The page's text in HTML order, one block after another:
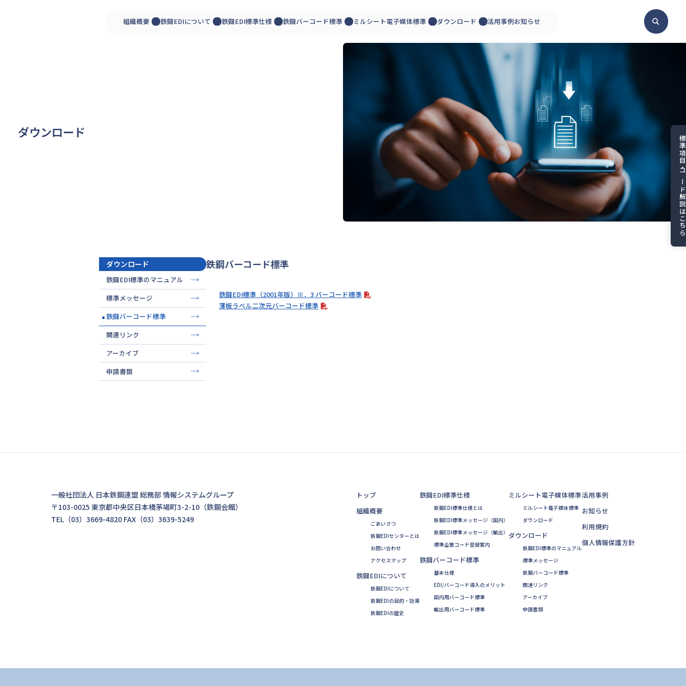
組織概要 鉄鋼EDIについて 鉄鋼EDI標準仕様 鉄鋼バーコード標準 ミルシート電子媒体標準 ダウンロード 活用事例お知らせ
ダウンロード
鉄鋼バーコード標準
鉄鋼EDI標準（2001年版）Ⅲ．3 バーコード標準
薄板ラベル二次元バーコード標準
ダウンロード
鉄鋼EDI標準のマニュアル
標準メッセージ
鉄鋼バーコード標準
関連リンク
アーカイブ
申請書類
一般社団法人 日本鉄鋼連盟 総務部 情報システムグループ
〒103-0025 東京都中央区日本橋茅場町3-2-10（鉄鋼会館）
TEL（03）3669-4820 FAX（03）3639-5249
トップ
組織概要
ごあいさつ
鉄鋼EDIセンターとは
お問い合わせ
アクセスマップ
鉄鋼EDIについて
鉄鋼EDIについて
鉄鋼EDIの目的・効果
鉄鋼EDIの歴史
鉄鋼EDI標準仕様
鉄鋼EDI標準仕様とは
鉄鋼EDI標準メッセージ（国内）
鉄鋼EDI標準メッセージ（輸出）
標準企業コード登録案内
鉄鋼バーコード標準
基本仕様
EDI/バーコード導入のメリット
国内用バーコード標準
輸出用バーコード標準
ミルシート電子媒体標準
ミルシート電子媒体標準
ダウンロード
ダウンロード
鉄鋼EDI標準のマニュアル
標準メッセージ
鉄鋼バーコード標準
関連リンク
アーカイブ
申請書類
活用事例
お知らせ
利用規約
個人情報保護方針
標準項目・コ